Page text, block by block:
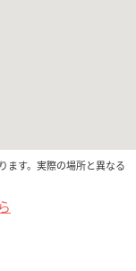
ます。実際の場所と異なる